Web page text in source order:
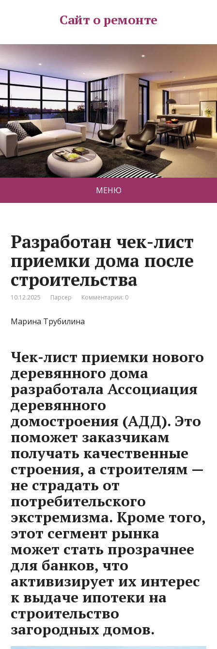
Сайт о ремонте
МЕНЮ
Разработан чек-лист
приемки дома после
строительства
10.12.2025 Парсер Комментарии: 0
Марина Трубилина
Чек-лист приемки нового
деревянного дома
разработала Ассоциация
деревянного
домостроения (АДД). Это
поможет заказчикам
получать качественные
строения, а строителям —
не страдать от
потребительского
экстремизма. Кроме того,
этот сегмент рынка
может стать прозрачнее
для банков, что
активизирует их интерес
к выдаче ипотеки на
строительство
загородных домов.